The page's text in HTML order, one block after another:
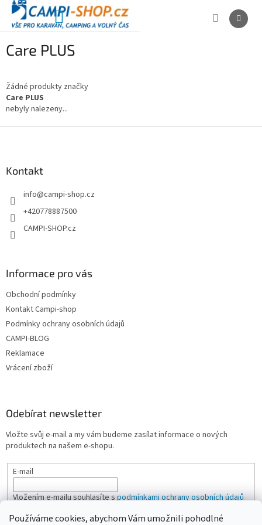
Používáme cookies, abychom Vám umožnili pohodlné
Přejít
obsah
NÁKUPNÍ
Care PLUS
Žádné produkty značky
Care PLUS
nebyly nalezeny...
Kontakt
info@campi-shop.cz
+420778887500
CAMPI-SHOP.cz
Informace pro vás
Obchodní podmínky
Kontakt Campi-shop
Podmínky ochrany osobních údajů
CAMPI-BLOG
Reklamace
Vrácení zboží
Odebírat newsletter
Vložte svůj e-mail a my vám budeme zasílat informace o nových
produktech na našem e-shopu.
E-mail
Vložením e-mailu souhlasíte spodmínkami ochrany osobních údajů